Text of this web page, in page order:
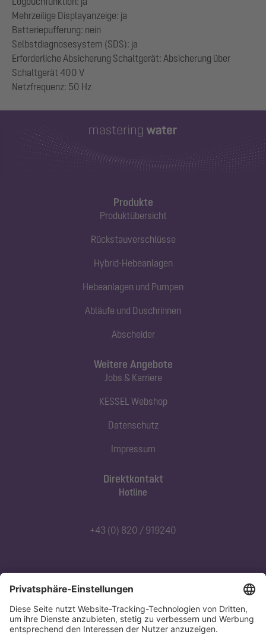
Mehrzeilige Displayanzeige: ja
Batteriepufferung: nein
Selbstdiagnosesystem (SDS): ja
Erforderliche Absicherung Schaltgerät: Absicherung über
Schaltgerät 400 V
Produkte
Produktübersicht
Rückstauverschlüsse
Hybrid-Hebeanlagen
Hebeanlagen und Pumpen
Abläufe und Duschrinnen
Abscheider
Direktkontakt
Hotline
+43 (0) 820 / 919240
Abonnieren Sie unseren Newsletter
Jetzt anmelden
Weitere Angebote
Jobs & Karriere
KESSEL Webshop
Datenschutz
Impressum